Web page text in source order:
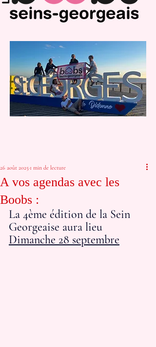
A vos agendas avec les
Boobs :
26 août 2025 1 min de lecture
La 4ème édition de la Sein
Georgeaise aura lieu
Dimanche 28 septembre